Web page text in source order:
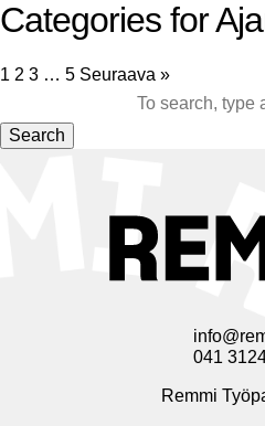
Categories for
1 2 3 … 5 Seuraava »
Search
041
Remmi